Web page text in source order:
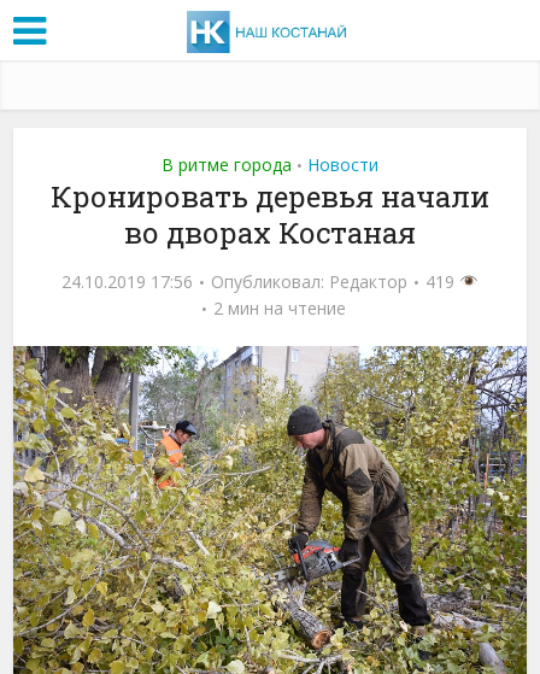
В ритме города • Новости
Кронировать деревья начали
во дворах Костаная
24.10.2019 17:56 Опубликовал: Редактор
419
2 мин на чтение